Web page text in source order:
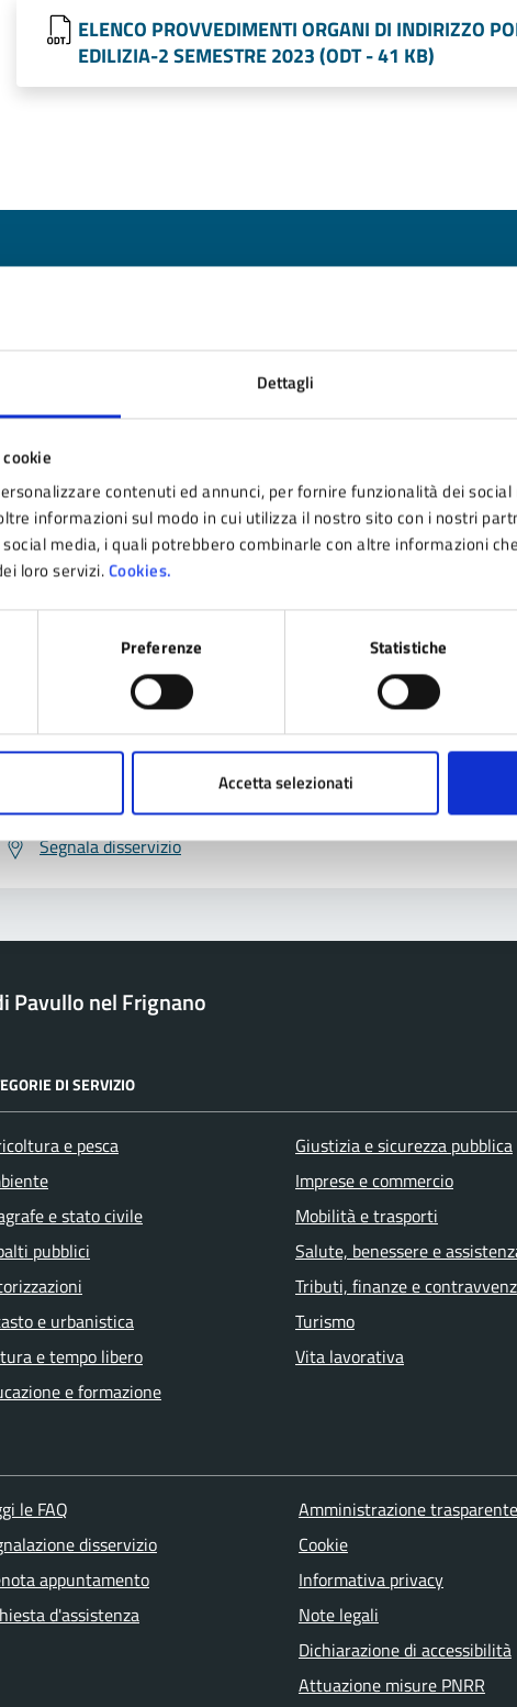
Dettagli
contenuti ed annunci, per fornire funzionalità dei
informazioni sul modo in cui utilizza il nostro sito con i nostri
media, i quali potrebbero combinarle con altre informazioni
loro servizi.Cookies.
Preferenze Statistiche
Accetta selezionati
ELENCO PROVVEDIMENTI ORGANI DI INDIRIZZO
EDILIZIA-2 SEMESTRE 2023 (ODT - 41 KB)
Quanto sono chiare le informazioni su questa
Valuta 5 stelle su 5
Valuta 4 stelle su 5
Valuta 3 stelle su 5
Valuta 2 stelle su 5
Valuta 1 stelle su 5
Contatta il comune
Leggi le domande frequenti
Richiedi assistenza
Prenota appuntamento
Problemi in città
Segnala disservizio
Pavullo nel Frignano
DI SERVIZIO
e pesca
e stato civile
pubblici
e urbanistica
e tempo libero
e formazione
Giustizia e sicurezza pubblica
Imprese e commercio
Mobilità e trasporti
Salute, benessere e
Tributi, finanze e
Turismo
Vita lavorativa
le FAQ
disservizio
appuntamento
d'assistenza
Amministrazione trasparente
Cookie
Informativa privacy
Note legali
Dichiarazione di accessibilità
Attuazione misure PNRR